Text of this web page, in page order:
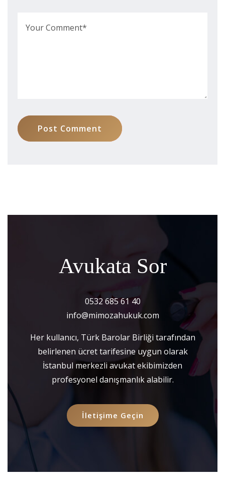
Post Comment
Avukata Sor
0532 685 61 40
info@mimozahukuk.com
Her kullanıcı, Türk Barolar Birliği tarafından
belirlenen ücret tarifesine uygun olarak
İstanbul merkezli avukat ekibimizden
profesyonel danışmanlık alabilir.
İletişime Geçin